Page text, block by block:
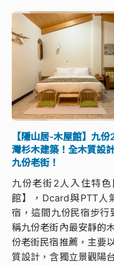
【隱山居-木屋館】九
灣杉木建築！全木質設
九份老街！
九份老街2人入住特
館】，Dcard與PTT人
宿，這間九份民宿步
稱九份老街內最安靜的
份老街民宿推薦，主要
質設計，含獨立景觀陽